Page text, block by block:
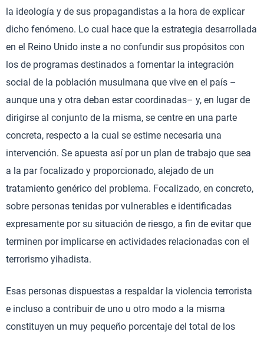
la ideología y de sus propagandistas a la hora de explicar
dicho fenómeno. Lo cual hace que la estrategia desarrollada
en el Reino Unido inste a no confundir sus propósitos con
los de programas destinados a fomentar la integración
social de la población musulmana que vive en el país –
aunque una y otra deban estar coordinadas– y, en lugar de
dirigirse al conjunto de la misma, se centre en una parte
concreta, respecto a la cual se estime necesaria una
intervención. Se apuesta así por un plan de trabajo que sea
a la par focalizado y proporcionado, alejado de un
tratamiento genérico del problema. Focalizado, en concreto,
sobre personas tenidas por vulnerables e identificadas
expresamente por su situación de riesgo, a fin de evitar que
terminen por implicarse en actividades relacionadas con el
terrorismo yihadista.
Esas personas dispuestas a respaldar la violencia terrorista
e incluso a contribuir de uno u otro modo a la misma
constituyen un muy pequeño porcentaje del total de los